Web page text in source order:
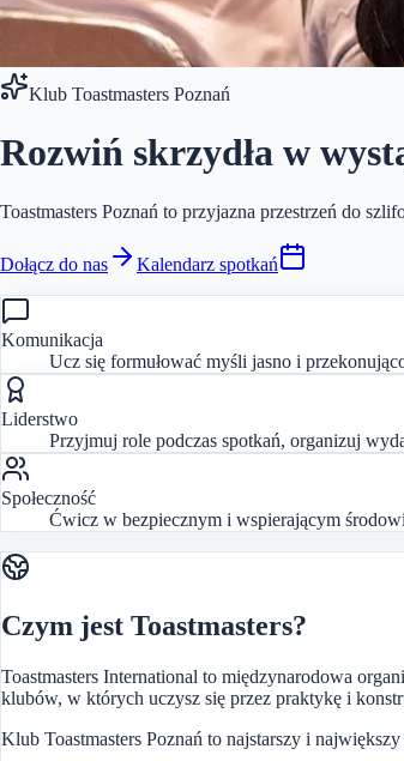
Klub Toastmasters Poznań
Rozwiń skrzydła w
Toastmasters Poznań to przyjazna przestrzeń do
Dołącz do nas Kalendarz spotkań
Komunikacja
Ucz się formułować myśli jasno i
Liderstwo
Przyjmuj role podczas spotkań, organizuj
Społeczność
Ćwicz w bezpiecznym i wspierającym
Czym jest Toastmasters?
Toastmasters International to międzynarodowa
klubów, w których uczysz się przez praktykę i
Klub Toastmasters Poznań to najstarszy i